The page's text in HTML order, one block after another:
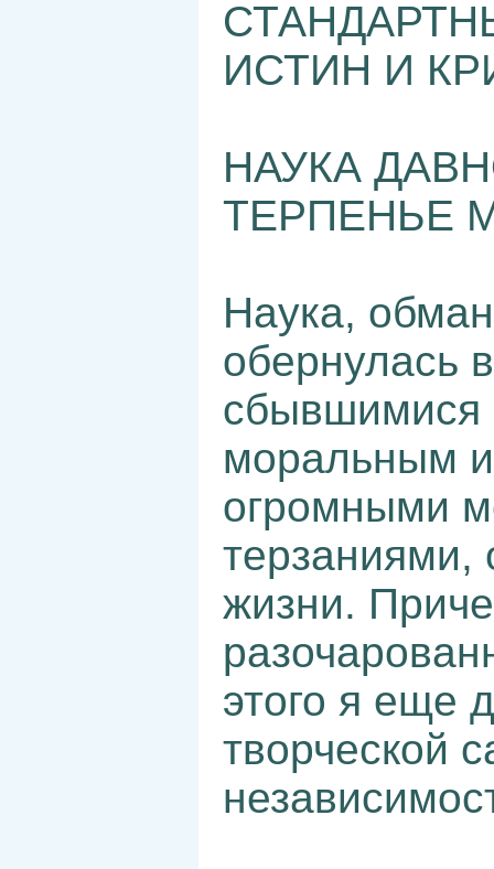
ИСТИН И
НАУКА
ТЕРПЕНЬЕ
Наука,
обернулась
моральным
огромными
терзаниями,
жизни.
этого я еще
творческой